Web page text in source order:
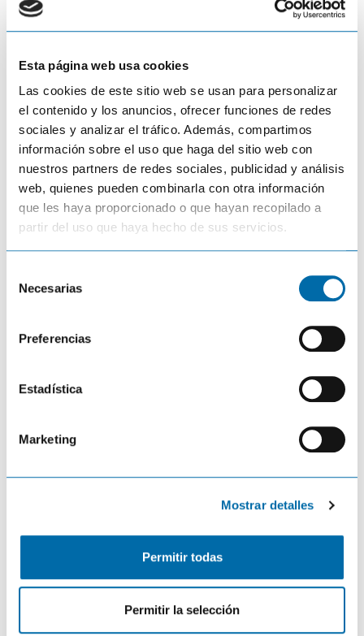
Esta página web usa cookies
Las cookies de este sitio web se usan para personalizar
el contenido y los anuncios, ofrecer funciones de redes
sociales y analizar el tráfico. Además, compartimos
información sobre el uso que haga del sitio web con
nuestros partners de redes sociales, publicidad y análisis
web, quienes pueden combinarla con otra información
que les haya proporcionado o que hayan recopilado a
partir del uso que haya hecho de sus servicios.
Necesarias
Preferencias
Estadística
Marketing
Mostrar detalles
Permitir todas
Permitir la selección
En el apartado
-99 euros al año- vemos lo que
cuesta con las diferencias que implica cada opción.
Noticias y eventos
Por último, en Noticias y eventos
, encontramos
información útil sobre todas las noticias relacionadas
con la plataforma C-Map Genesis.
5/5 (1voto )
¿Cómo usar la escala
DownScan?
¿Cómo navegar a un
Coméntalo